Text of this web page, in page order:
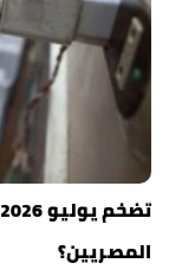
المصريين؟